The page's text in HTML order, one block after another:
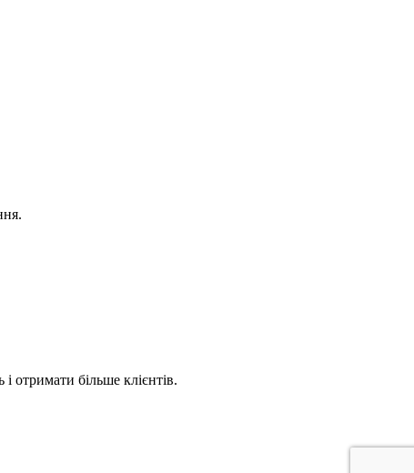
отримати більше клієнтів.